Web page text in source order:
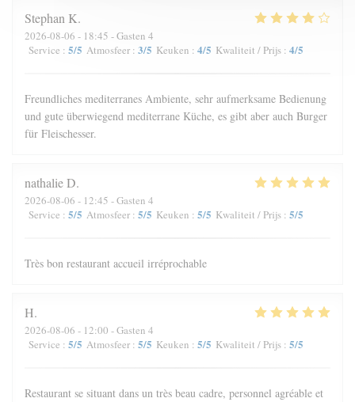
Stephan K
2026-08-06 - 18:45 - Gasten 4
Service : 5/5 Atmosfeer : 3/5 Keuken : 4/5 Kwaliteit / Prijs : 4/5
Freundliches mediterranes Ambiente, sehr aufmerksame Bedienung
und gute überwiegend mediterrane Küche, es gibt aber auch Burger
für Fleischesser.
nathalieD
2026-08-06 - 12:45 - Gasten 4
Service : 5/5 Atmosfeer : 5/5 Keuken : 5/5 Kwaliteit / Prijs : 5/5
Très bon restaurant accueil irréprochable
H
2026-08-06 - 12:00 - Gasten 4
Service : 5/5 Atmosfeer : 5/5 Keuken : 5/5 Kwaliteit / Prijs : 5/5
Restaurant se situant dans un très beau cadre, personnel agréable et